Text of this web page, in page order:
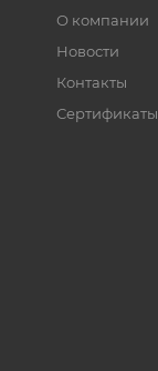
О компании
Новости
Контакты
Сертификаты